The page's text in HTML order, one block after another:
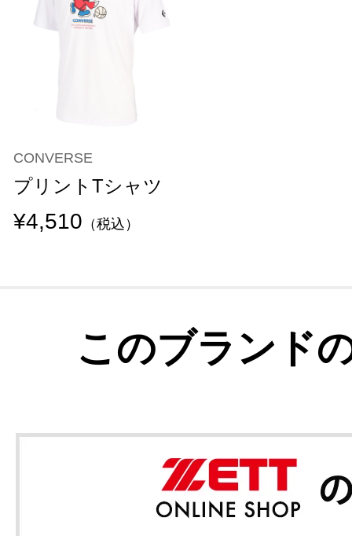
CONVERSE
プリントTシャツ
¥4,510 （税込）
このブランド